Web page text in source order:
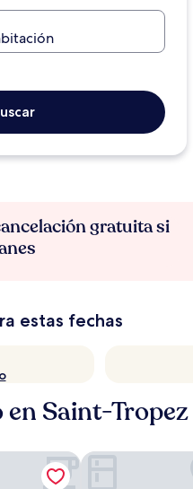
gratuita si
estas fechas
en Saint-Tropez
Hôtel La Ponche